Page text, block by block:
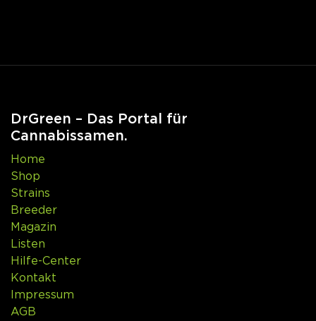
DrGreen – Das Portal für
Cannabissamen.
Home
Shop
Strains
Breeder
Magazin
Listen
Hilfe-Center
Kontakt
Impressum
AGB